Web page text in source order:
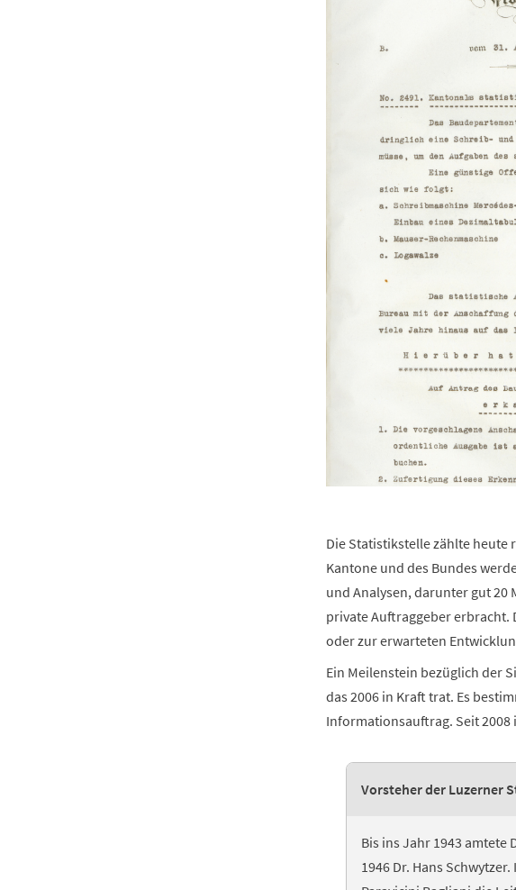
Die Statistikstelle zählte
Kantone und des Bundes
und Analysen, darunter gut
private Auftraggeber erbracht.
oder zur erwarteten
Ein Meilenstein bezüglich der
das 2006 in Kraft trat. Es
Informationsauftrag. Seit 2008
Vorsteher der Luzerner
Bis ins Jahr 1943 amtete
1946 Dr. Hans